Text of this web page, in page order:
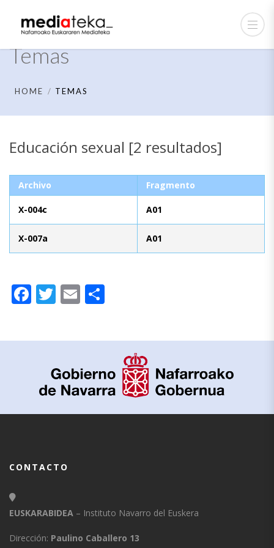
Temas
HOME TEMAS
Educación sexual [2 resultados]
Archivo Fragmento
X-004c A01
X-007a A01
Facebook
Twitter
Email
CONTACTO
EUSKARABIDEA – Instituto Navarro del Euskera
Dirección: Paulino Caballero 13